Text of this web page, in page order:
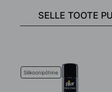
SELLE TOOTE
Silikoonipõhine